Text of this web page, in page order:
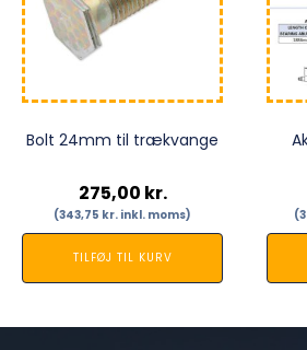
Bolt 24mm til trækvange
275,00 kr.
(343,75 kr. inkl. moms)
TILFØJ TIL KURV
(